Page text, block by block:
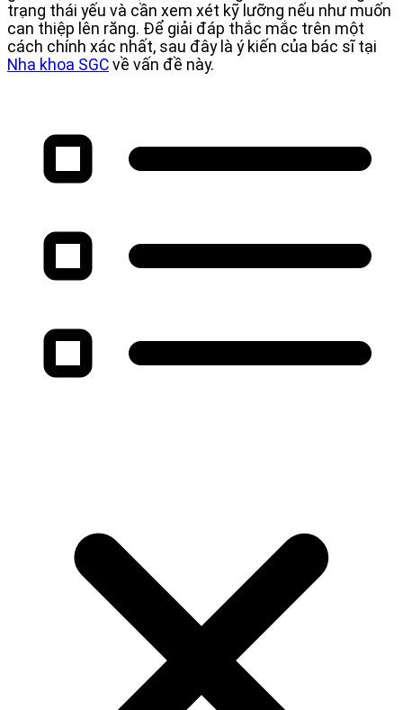
trạng thái yếu và cần xem xét kỹ lưỡng nếu như muốn
can thiệp lên răng. Để giải đáp thắc mắc trên một
cách chính xác nhất, sau đây là ý kiến của bác sĩ tại
Nha khoa SGC về vấn đề này.